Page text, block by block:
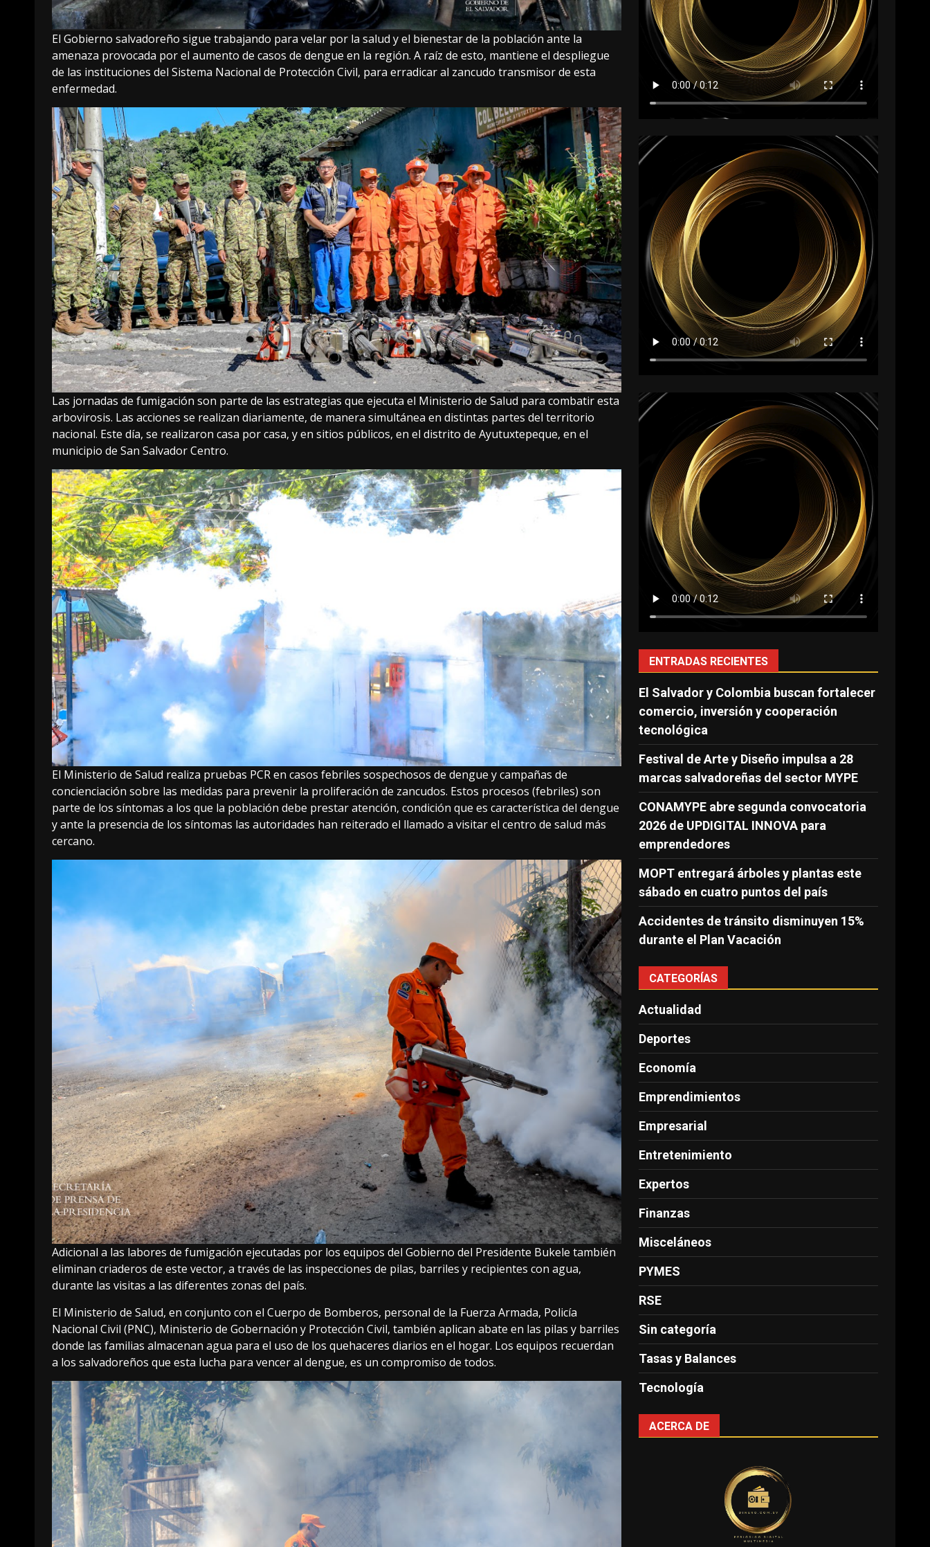
El Gobierno salvadoreño sigue trabajando para velar por la salud y el bienestar de la población ante la
amenaza provocada por el aumento de casos de dengue en la región. A raíz de esto, mantiene el despliegue
de las instituciones del Sistema Nacional de Protección Civil, para erradicar al zancudo transmisor de esta
enfermedad.
Las jornadas de fumigación son parte de las estrategias que ejecuta el Ministerio de Salud para combatir esta
arbovirosis. Las acciones se realizan diariamente, de manera simultánea en distintas partes del territorio
nacional. Este día, se realizaron casa por casa, y en sitios públicos, en el distrito de Ayutuxtepeque, en el
municipio de San Salvador Centro.
El Ministerio de Salud realiza pruebas PCR en casos febriles sospechosos de dengue y campañas de
concienciación sobre las medidas para prevenir la proliferación de zancudos. Estos procesos (febriles) son
parte de los síntomas a los que la población debe prestar atención, condición que es característica del dengue
y ante la presencia de los síntomas las autoridades han reiterado el llamado a visitar el centro de salud más
cercano.
Adicional a las labores de fumigación ejecutadas por los equipos del Gobierno del Presidente Bukele también
eliminan criaderos de este vector, a través de las inspecciones de pilas, barriles y recipientes con agua,
durante las visitas a las diferentes zonas del país.
El Ministerio de Salud, en conjunto con el Cuerpo de Bomberos, personal de la Fuerza Armada, Policía
Nacional Civil (PNC), Ministerio de Gobernación y Protección Civil, también aplican abate en las pilas y barriles
donde las familias almacenan agua para el uso de los quehaceres diarios en el hogar. Los equipos recuerdan
a los salvadoreños que esta lucha para vencer al dengue, es un compromiso de todos.
ENTRADAS RECIENTES
El Salvador y Colombia buscan fortalecer
comercio, inversión y cooperación
tecnológica
Festival de Arte y Diseño impulsa a 28
marcas salvadoreñas del sector MYPE
CONAMYPE abre segunda convocatoria
2026 de UPDIGITAL INNOVA para
emprendedores
MOPT entregará árboles y plantas este
sábado en cuatro puntos del país
Accidentes de tránsito disminuyen 15%
durante el Plan Vacación
CATEGORÍAS
Actualidad
Deportes
Economía
Emprendimientos
Empresarial
Entretenimiento
Expertos
Finanzas
Misceláneos
PYMES
RSE
Sin categoría
Tasas y Balances
Tecnología
ACERCA DE